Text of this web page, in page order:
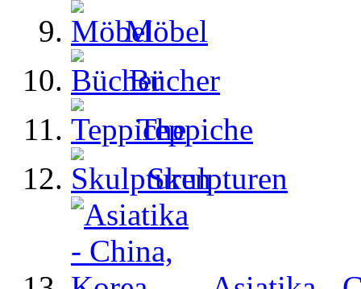
Möbel
Bücher
Teppiche
Skulpturen